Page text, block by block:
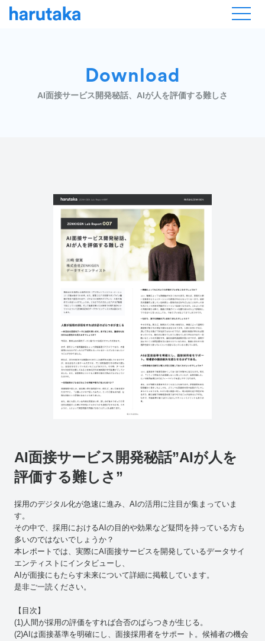
Download
AI面接サービス開発秘話、AIが人を評価する難しさ
AI面接サービス開発秘話”AIが人を
評価する難しさ”
採用のデジタル化が急速に進み、AIの活用に注目が集まっていま
す。
その中で、採用におけるAIの目的や効果など疑問を持っている方も
多いのではないでしょうか？
本レポートでは、実際にAI面接サービスを開発しているデータサイ
エンティストにインタビューし、
AIが面接にもたらす未来について詳細に掲載しています。
是非ご一読ください。
【目次】
(1)人間が採用の評価をすれば合否のばらつきが生じる。
(2)AIは面接基準を明確にし、面接採用者をサポー ト。候補者の機会